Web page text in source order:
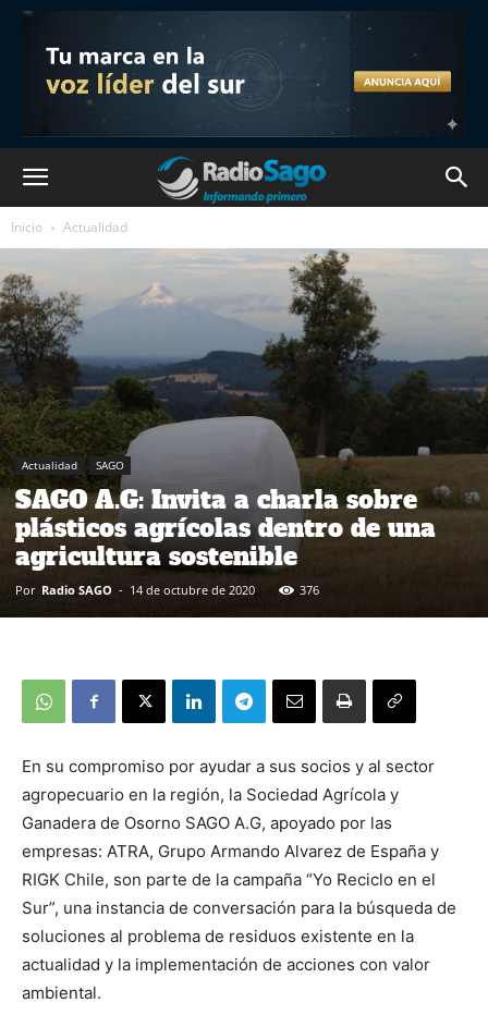
Inicio Actualidad
Actualidad SAGO
SAGO A.G: Invita a charla sobre
plásticos agrícolas dentro de una
agricultura sostenible
Por Radio SAGO - 14 de octubre de 2020 376
En su compromiso por ayudar a sus socios y al sector
agropecuario en la región, la Sociedad Agrícola y
Ganadera de Osorno SAGO A.G, apoyado por las
empresas: ATRA, Grupo Armando Alvarez de España y
RIGK Chile, son parte de la campaña “Yo Reciclo en el
Sur”, una instancia de conversación para la búsqueda de
soluciones al problema de residuos existente en la
actualidad y la implementación de acciones con valor
ambiental.